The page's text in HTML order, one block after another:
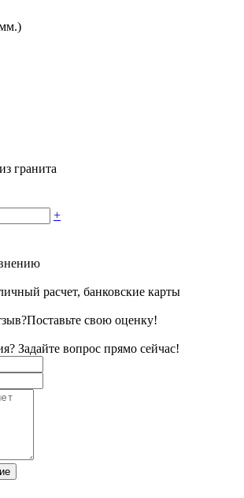
гранита
+
расчет, банковские карты
Поставьте свою оценку!
Задайте вопрос прямо сейчас!